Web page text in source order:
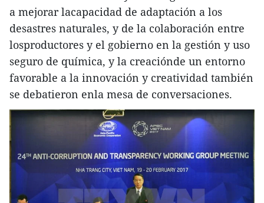
a mejorar lacapacidad de adaptación a los
desastres naturales, y de la colaboración entre
losproductores y el gobierno en la gestión y uso
seguro de química, y la creaciónde un entorno
favorable a la innovación y creatividad también
se debatieron enla mesa de conversaciones.